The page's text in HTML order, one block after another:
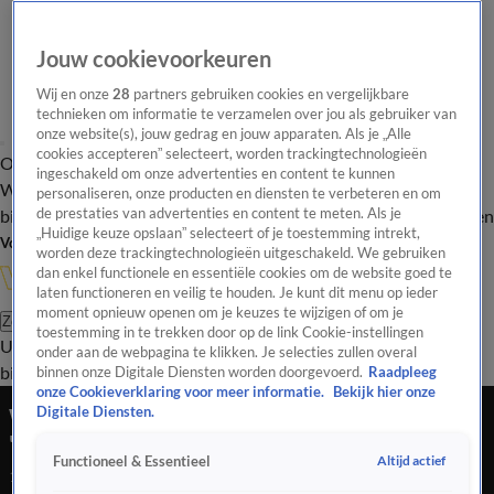
Overzicht Onze programma's Uitzendingen Onze gezichten
In de
WandelgangenInterviewsUitzending
bijwonenPodcastShopVeelgestelde vragenKijkersvraag insturen
Volg Vandaag Inside
Zoeken
UitzendingenVandaag InsideDe OranjezomerShopUitzending
bijwonen
Wesley heeft gesprek met Edwin van der Sar:
'Dat gaat heel gezellig worden'
13 feb 2023, 21:10
Jouw cookievoorkeuren
Wij en onze28 partners gebruiken cookies en vergelijkbare
technieken om informatie te verzamelen over jou als gebruiker van
onze website(s), jouw gedrag en jouw apparaten. Als je „Alle
cookies accepteren” selecteert, worden trackingtechnologieën
ingeschakeld om onze advertenties en content te kunnen
personaliseren, onze producten en diensten te verbeteren en om
de prestaties van advertenties en content te meten. Als je
„Huidige keuze opslaan” selecteert of je toestemming intrekt,
worden deze trackingtechnologieën uitgeschakeld. We gebruiken
dan enkel functionele en essentiële cookies om de website goed te
laten functioneren en veilig te houden. Je kunt dit menu op ieder
moment opnieuw openen om je keuzes te wijzigen of om je
toestemming in te trekken door op de link Cookie-instellingen
onder aan de webpagina te klikken. Je selecties zullen overal
binnen onze Digitale Diensten worden doorgevoerd. Raadpleeg
onze Cookieverklaring voor meer informatie.
Bekijk hier onze
Digitale Diensten.
Functioneel & Essentieel Altijd actief